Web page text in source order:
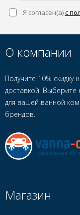
Я согласен(a)с
О компании
Получите 10% скидку
доставкой. Выберите
для вашей ванной
брендов.
Магазин